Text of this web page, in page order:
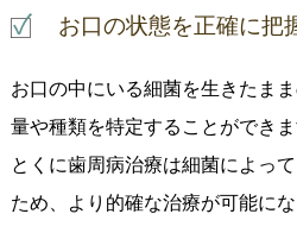
お口の状態を正確に把
お口の中にいる細菌を生きたま
量や種類を特定することができま
とくに歯周病治療は細菌によっ
ため、より的確な治療が可能にな